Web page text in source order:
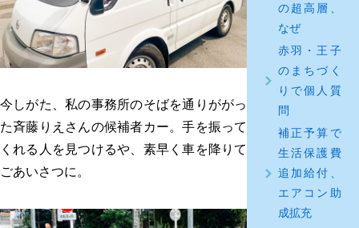
今しがた、私の事務所のそばを通りががっ
た斉藤りえさんの候補者カー。手を振って
くれる人を見つけるや、素早く車を降りて
ごあいさつに。
の超高層、
なぜ
赤羽・王子
のまちづく
りで個人質
問
補正予算で
生活保護費
追加給付、
エアコン助
成拡充